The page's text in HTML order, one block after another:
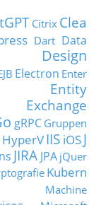
Citrix Clea
Dart Data
Design
Electron Enter
Entity
Exchange
gRPC Gruppen
HyperVIIS iOSJ
JIRA JPA jQuer
Kubern
Machine